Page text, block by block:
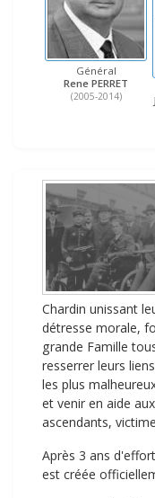
Général
Rene PERRET
(2005-2014)
Chardin unissant
détresse morale,
grande Famille
resserrer leurs
les plus
et venir en aide
ascendants,
Après 3 ans
est créée